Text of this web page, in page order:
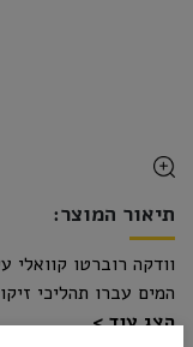
תיאור המוצר:
וודקה רוברטו קוואלי
המים עברו תהליכי
אותה בטעמי פירות,
הצג עוד